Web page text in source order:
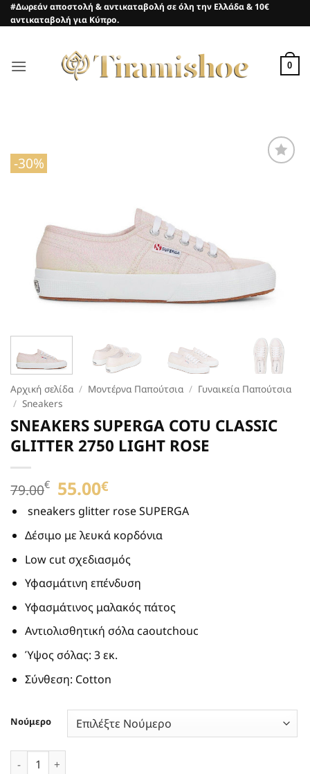
Μετάβαση
στο
#Δωρεάν αποστολή & αντικαταβολή σε όλη την Ελλάδα & 10€
αντικαταβολή για Κύπρο.
0
-30%
Αρχική σελίδα / Μοντέρνα Παπούτσια / Γυναικεία Παπούτσια
/ Sneakers
SNEAKERS SUPERGA COTU CLASSIC
GLITTER 2750 LIGHT ROSE
79.00€ Original
price
was:
55.00€Η
τιμή
55.00€.
sneakers glitter rose SUPERGA
Δέσιμο με λευκά κορδόνια
Low cut σχεδιασμός
Υφασμάτινη επένδυση
Υφασμάτινος μαλακός πάτος
Αντιολισθητική σόλα caoutchouc
Ύψος σόλας: 3 εκ.
Σύνθεση: Cotton
Νούμερο
SNEAKERS SUPERGA COTU CLASSIC GLITTER 2750 LIGHT